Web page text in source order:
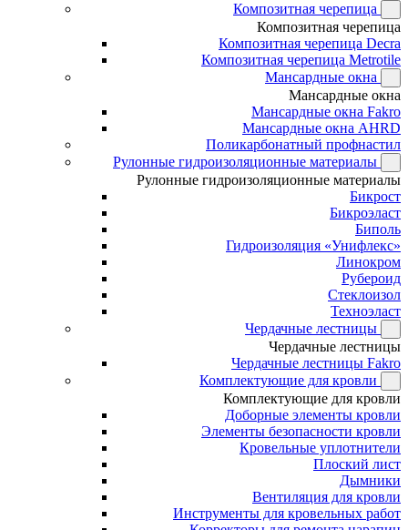
Композитная черепица
Композитная черепица
Композитная черепица Decra
Композитная черепица Metrotile
Мансардные окна
Мансардные окна
Мансардные окна Fakro
Мансардные окна AHRD
Поликарбонатный профнастил
Рулонные гидроизоляционные материалы
Рулонные гидроизоляционные материалы
Бикрост
Бикроэласт
Биполь
Гидроизоляция «Унифлекс»
Линокром
Рубероид
Стеклоизол
Техноэласт
Чердачные лестницы
Чердачные лестницы
Чердачные лестницы Fakro
Комплектующие для кровли
Комплектующие для кровли
Доборные элементы кровли
Элементы безопасности кровли
Кровельные уплотнители
Плоский лист
Дымники
Вентиляция для кровли
Инструменты для кровельных работ